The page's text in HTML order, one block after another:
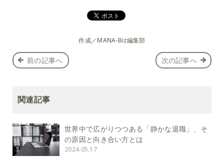
作成／MANA-Biz編集部
前の記事へ 次の記事へ
関連記事
世界中で広がりつつある「静かな退職」、そ
の原因と向き合い方とは
2024.05.17